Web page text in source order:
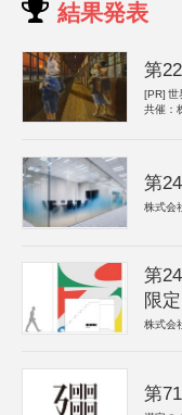
結果発表
第
[PR] 世
共催：
第
株式会
第
限定
株式会
第